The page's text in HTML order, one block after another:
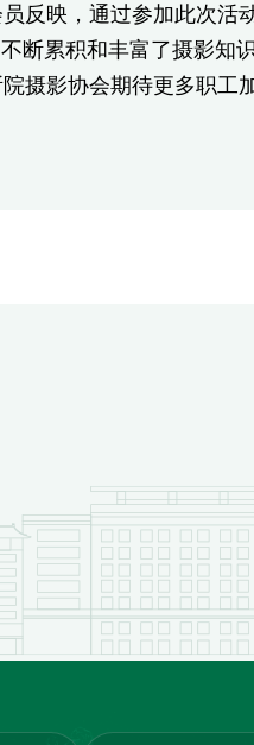
反映，通过参加此次活
断累积和丰富了摄影知识
摄影协会期待更多职工